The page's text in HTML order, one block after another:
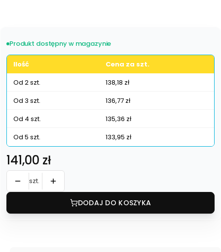
Produkt dostępny w magazynie
Ilość
Cena za szt.
Od 2 szt.
138,18 zł
Od 3 szt.
136,77 zł
Od 4 szt.
135,36 zł
Od 5 szt.
133,95 zł
Cena
141,00 zł
szt.
DODAJ DO KOSZYKA